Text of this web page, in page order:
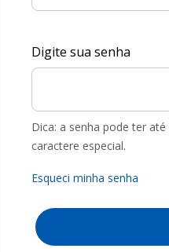
Digite sua senha
Dica: a senha pode ter
caractere especial.
Esqueci minha senha